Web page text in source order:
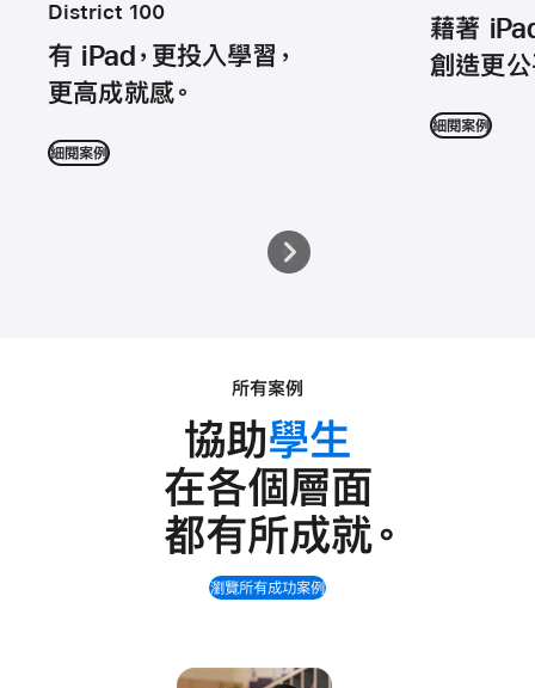
District 100
有 iPad，更投入學習，
更高成就感。
細閱案例
藉著
創造更
細閱案例
所有案例
協助學生
在各個層面
都有所成就。
瀏覽所有成功案例